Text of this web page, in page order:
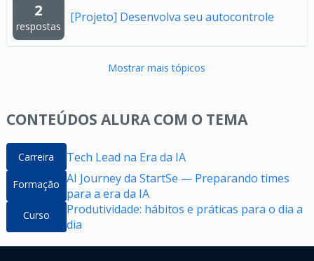
2
respostas
[Projeto] Desenvolva seu autocontrole
Mostrar mais tópicos
CONTEÚDOS ALURA COM O TEMA
Carreira Tech Lead na Era da IA
Formação AI Journey da StartSe — Preparando times
para a era da IA
Curso
Produtividade: hábitos e práticas para o dia a
dia